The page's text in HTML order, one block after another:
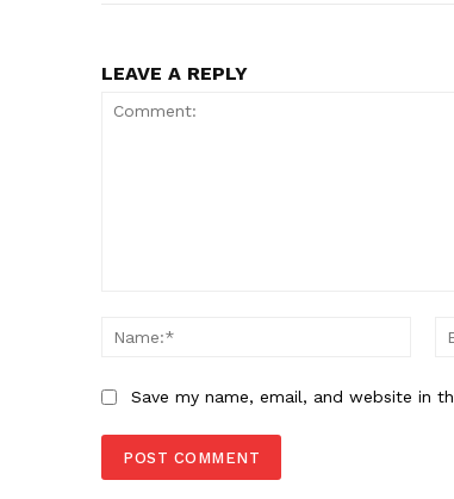
LEAVE A REPLY
Save my name, email, and website in